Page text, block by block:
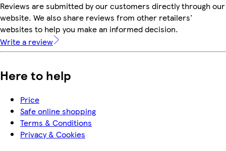
Reviews are submitted by our customers directly through our
website. We also share reviews from other retailers'
websites to help you make an informed decision.
Write a review
Here to help
Price
Safe online shopping
Terms & Conditions
Privacy & Cookies